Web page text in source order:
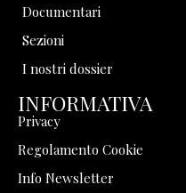
Documentari
Sezioni
I nostri dossier
INFORMATIVA
Privacy
Regolamento Cookie
Info Newsletter